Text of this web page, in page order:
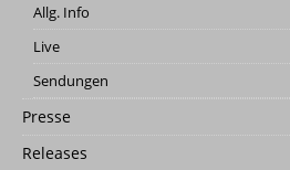
Allg. Info
Live
Sendungen
Presse
Releases